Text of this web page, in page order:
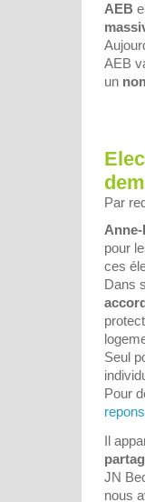
AEB
AEB
un
Par
pour
ces
Dans
Seul
Pour
Il
JN
nous